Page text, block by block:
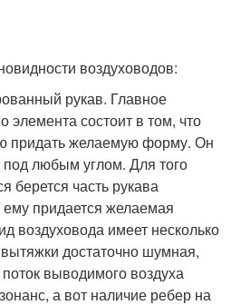
воздуховодов:
рукав. Главное
элемента состоит в том, что
придать желаемую форму. Он
под любым углом. Для того
берется часть рукава
придается желаемая
воздуховода имеет несколько
достаточно шумная,
выводимого воздуха
а вот наличие ребер на